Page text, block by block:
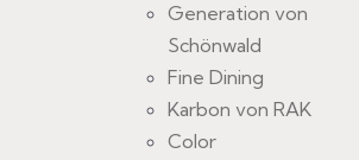
Generation von
Schönwald
Fine Dining
Karbon von RAK
Color